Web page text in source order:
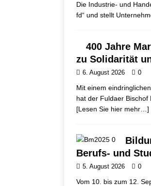
Die Industrie- und
fd“ und stellt
400 Jahre
zu Solidarität
6. August 2026 0
Mit einem
hat der Fuldaer Bischof
[Lesen Sie hier mehr…]
Berufs- und
5. August 2026 0
Vom 10. bis zum 12.